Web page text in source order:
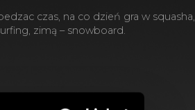
czas, na co dzień gra w squasha,
zimą – snowboard.